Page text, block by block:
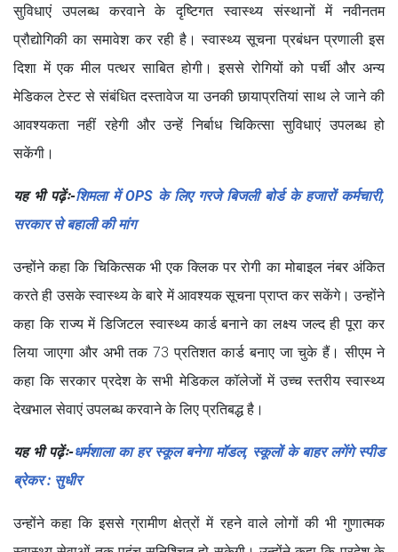
सुविधाएं उपलब्ध करवाने के दृष्टिगत स्वास्थ्य संस्थानों में नवीनतम
प्रौद्योगिकी का समावेश कर रही है। स्वास्थ्य सूचना प्रबंधन प्रणाली इस
दिशा में एक मील पत्थर साबित होगी। इससे रोगियों को पर्ची और अन्य
मेडिकल टेस्ट से संबंधित दस्तावेज या उनकी छायाप्रतियां साथ ले जाने की
आवश्यकता नहीं रहेगी और उन्हें निर्बाध चिकित्सा सुविधाएं उपलब्ध हो
सकेंगी।
यह भी पढ़ेंः-शिमला में OPS के लिए गरजे बिजली बोर्ड के हजारों कर्मचारी,
सरकार से बहाली की मांग
उन्होंने कहा कि चिकित्सक भी एक क्लिक पर रोगी का मोबाइल नंबर अंकित
करते ही उसके स्वास्थ्य के बारे में आवश्यक सूचना प्राप्त कर सकेंगे। उन्होंने
कहा कि राज्य में डिजिटल स्वास्थ्य कार्ड बनाने का लक्ष्य जल्द ही पूरा कर
लिया जाएगा और अभी तक 73 प्रतिशत कार्ड बनाए जा चुके हैं। सीएम ने
कहा कि सरकार प्रदेश के सभी मेडिकल कॉलेजों में उच्च स्तरीय स्वास्थ्य
देखभाल सेवाएं उपलब्ध करवाने के लिए प्रतिबद्ध है।
यह भी पढ़ेंः-धर्मशाला का हर स्कूल बनेगा मॉडल, स्कूलों के बाहर लगेंगे स्पीड
ब्रेकर : सुधीर
उन्होंने कहा कि इससे ग्रामीण क्षेत्रों में रहने वाले लोगों की भी गुणात्मक